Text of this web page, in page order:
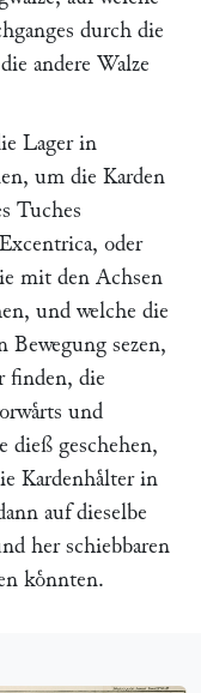
durch die
andere Walze
Lager in
um die Karden
Tuches
oder
mit den Achsen
und welche die
Bewegung sezen,
finden, die
und
dieß geschehen,
Kardenhaͤlter in
auf dieselbe
her schiebbaren
koͤnnten.